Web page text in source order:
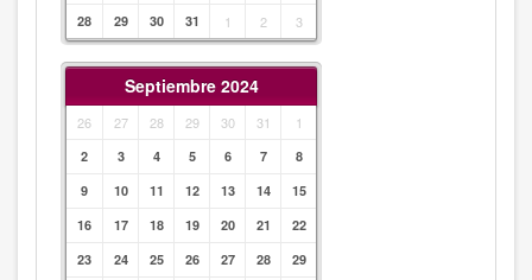
28
29 30 31 1 2 3
Septiembre 2024
26 27 28 29 30 31 1
2 3 4 5 6 7
8
9
10 11 12 13 14
15
16
17 18 19 20 21
22
23
24 25 26 27 28
29